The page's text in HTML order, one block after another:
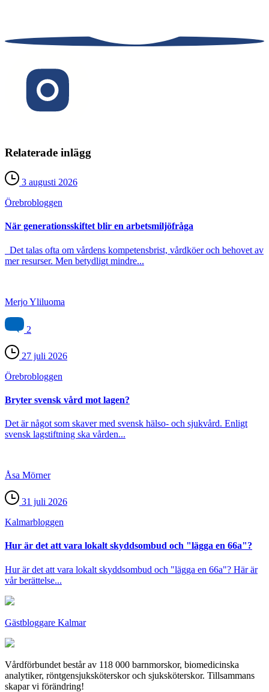
Relaterade inlägg
3 augusti 2026
Örebro­bloggen
När generationsskiftet blir en arbetsmiljöfråga
Det talas ofta om vårdens kompetensbrist, vårdköer och behovet av
mer resurser. Men betydligt mindre...
Merjo Yliluoma
2
27 juli 2026
Örebro­bloggen
Bryter svensk vård mot lagen?
Det är något som skaver med svensk hälso- och sjukvård. Enligt
svensk lagstiftning ska vården...
Åsa Mörner
31 juli 2026
Kalmar­bloggen
Hur är det att vara lokalt skyddsombud och "lägga en 66a"?
Hur är det att vara lokalt skyddsombud och "lägga en 66a"? Här är
vår berättelse...
Gästbloggare Kalmar
Vårdförbundet består av 118 000 barnmorskor, biomedicinska
analytiker, röntgensjuksköterskor och sjuksköterskor. Tillsammans
skapar vi förändring!